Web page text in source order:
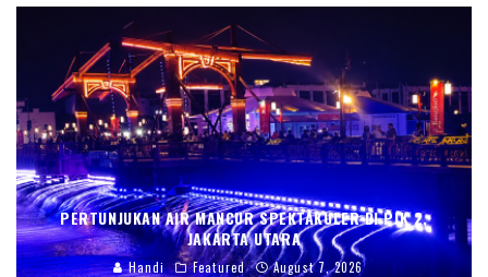
PERTUNJUKAN AIR MANCUR SPEKTAKULER DI PIK 2,
JAKARTA UTARA
Handi Featured August 7, 2026